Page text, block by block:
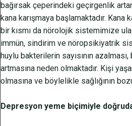
bağırsak çeperindeki geçirgenlik
kana karışmaya başlamaktadır. Kana
bir kısmı da nörolojik sistemimize
immün, sindirim ve nöropsikiyatrik
huylu bakterilerin sayısının
artmasına neden olmaktadır. Kişi
olmasına ve böylelikle sağlığının
Depresyon yeme biçimiyle